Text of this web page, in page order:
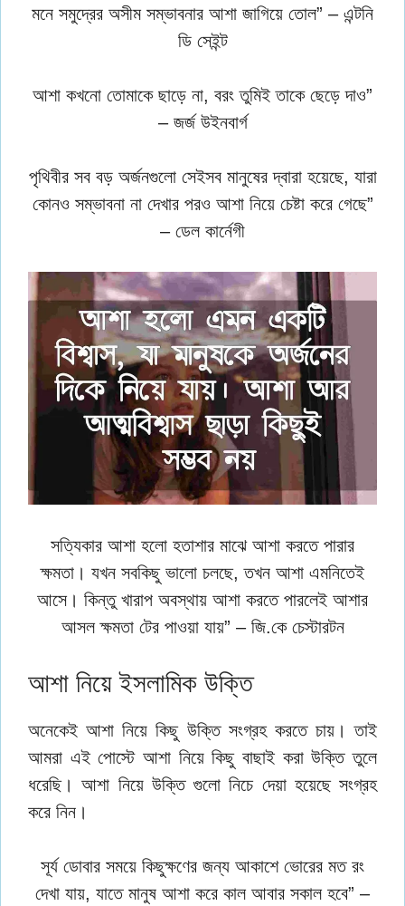
মনে সমুদ্রের অসীম সম্ভাবনার আশা জাগিয়ে তোল” – এন্টনি
ডি সেইন্ট
আশা কখনো তোমাকে ছাড়ে না, বরং তুমিই তাকে ছেড়ে দাও”
– জর্জ উইনবার্গ
পৃথিবীর সব বড় অর্জনগুলো সেইসব মানুষের দ্বারা হয়েছে, যারা
কোনও সম্ভাবনা না দেখার পরও আশা নিয়ে চেষ্টা করে গেছে”
– ডেল কার্নেগী
সত্যিকার আশা হলো হতাশার মাঝে আশা করতে পারার
ক্ষমতা। যখন সবকিছু ভালো চলছে, তখন আশা এমনিতেই
আসে। কিন্তু খারাপ অবস্থায় আশা করতে পারলেই আশার
আসল ক্ষমতা টের পাওয়া যায়” – জি.কে চেস্টারটন
আশা নিয়ে ইসলামিক উক্তি
অনেকেই আশা নিয়ে কিছু উক্তি সংগ্রহ করতে চায়। তাই
আমরা এই পোস্টে আশা নিয়ে কিছু বাছাই করা উক্তি তুলে
ধরেছি। আশা নিয়ে উক্তি গুলো নিচে দেয়া হয়েছে সংগ্রহ
করে নিন।
সূর্য ডোবার সময়ে কিছুক্ষণের জন্য আকাশে ভোরের মত রং
দেখা যায়, যাতে মানুষ আশা করে কাল আবার সকাল হবে” –